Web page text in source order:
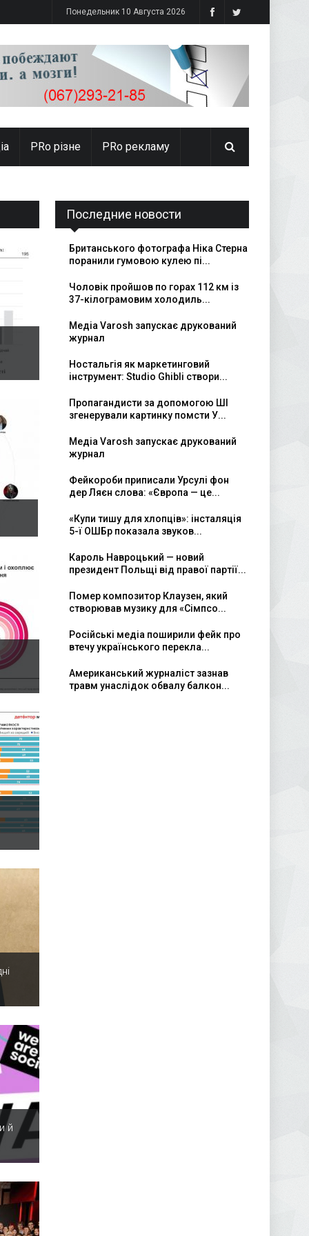
Понедельник 10 Августа 2026
PRо різне PRo рекламу
й
Последние новости
Британського фотографа Ніка Стерна
поранили гумовою кулею пі...
Чоловік пройшов по горах 112 км із
37-кілограмовим холодиль...
Медіа Varosh запускає друкований
журнал
Ностальгія як маркетинговий
інструмент: Studio Ghibli створи...
Пропагандисти за допомогою ШІ
згенерували картинку помсти У...
Медіа Varosh запускає друкований
журнал
Фейкороби приписали Урсулі фон
дер Ляєн слова: «Європа — це...
«Купи тишу для хлопців»: інсталяція
5-ї ОШБр показала звуков...
Кароль Навроцький — новий
президент Польщі від правої партії...
Помер композитор Клаузен, який
створював музику для «Сімпсо...
Російські медіа поширили фейк про
втечу українського перекла...
Американський журналіст зазнав
травм унаслідок обвалу балкон...